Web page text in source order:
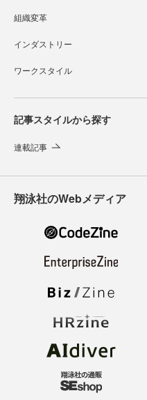
組織変革
インダストリー
ワークスタイル
記事スタイルから探す
連載記事
翔泳社のWebメディア